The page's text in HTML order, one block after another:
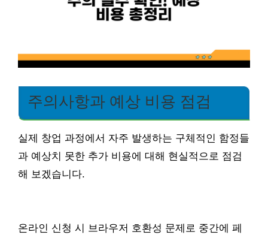
주의사항과 예상 비용 점검
실제 창업 과정에서 자주 발생하는 구체적인 함정들
과 예상치 못한 추가 비용에 대해 현실적으로 점검
해 보겠습니다.
온라인 신청 시 브라우저 호환성 문제로 중간에 페